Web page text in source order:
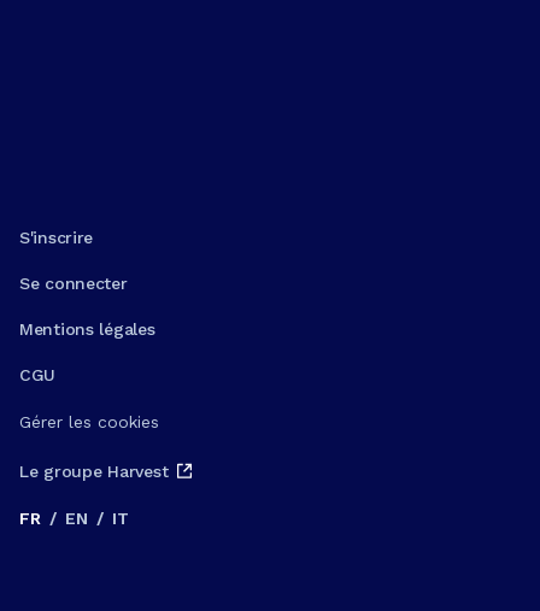
S'inscrire
Se connecter
Mentions légales
CGU
Gérer les cookies
Le groupe Harvest
FR / EN / IT